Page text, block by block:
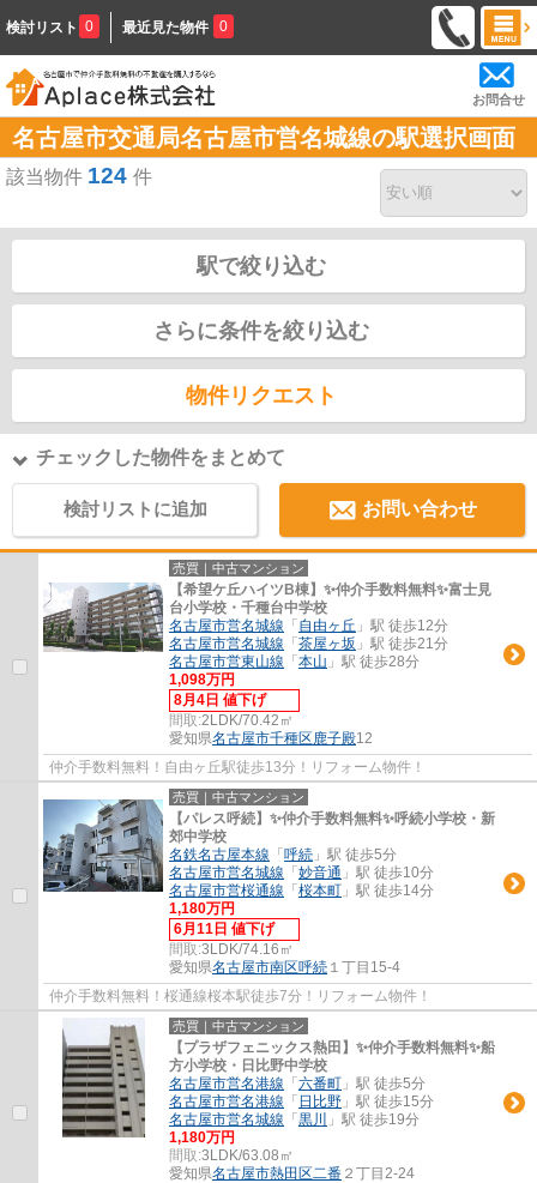
検討リスト 0 最近見た物件 0
お問合せ
名古屋市交通局名古屋市営名城線の駅選択画面
該当物件 124 件
駅で絞り込む
さらに条件を絞り込む
物件リクエスト
チェックした物件をまとめて
検討リストに追加 お問い合わせ
売買｜中古マンション
【希望ケ丘ハイツB棟】✨️仲介手数料無料✨️富士見
台小学校・千種台中学校
名古屋市営名城線 「 自由ヶ丘 」駅 徒歩12分
名古屋市営名城線 「 茶屋ヶ坂 」駅 徒歩21分
名古屋市営東山線 「 本山 」駅 徒歩28分
1,098万円
8月4日 値下げ
間取:2LDK/70.42㎡
愛知県名古屋市千種区鹿子殿12
仲介手数料無料！自由ヶ丘駅徒歩13分！リフォーム物件！
売買｜中古マンション
【パレス呼続】✨️仲介手数料無料✨️呼続小学校・新
郊中学校
名鉄名古屋本線 「 呼続 」駅 徒歩5分
名古屋市営名城線 「 妙音通 」駅 徒歩10分
名古屋市営桜通線 「 桜本町 」駅 徒歩14分
1,180万円
6月11日 値下げ
間取:3LDK/74.16㎡
愛知県名古屋市南区呼続 １丁目15-4
仲介手数料無料！桜通線桜本駅徒歩7分！リフォーム物件！
売買｜中古マンション
【プラザフェニックス熱田】✨️仲介手数料無料✨️船
方小学校・日比野中学校
名古屋市営名港線 「 六番町 」駅 徒歩5分
名古屋市営名港線 「 日比野 」駅 徒歩15分
名古屋市営名城線 「 黒川
」駅 徒歩19分
1,180万円
間取:3LDK/63.08㎡
愛知県名古屋市熱田区二番 ２丁目2-24